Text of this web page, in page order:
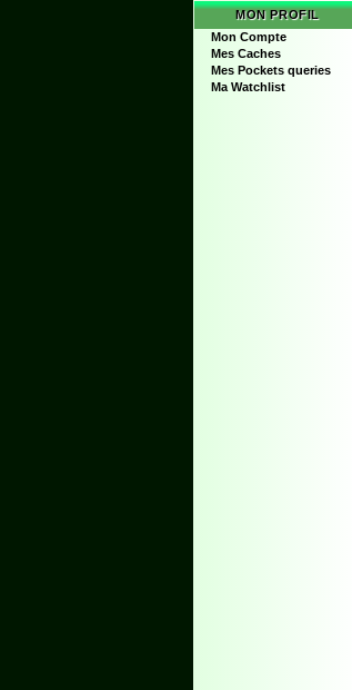
MON PROFIL
Mon Compte
Mes Caches
Mes Pockets queries
Ma Watchlist